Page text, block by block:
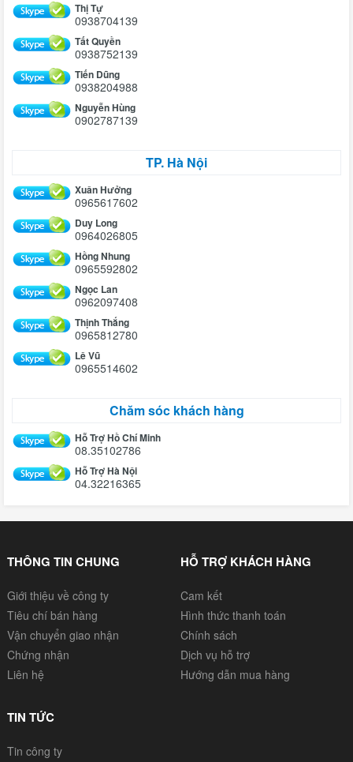
Thị Tự
0938704139
Tất Quyền
0938752139
Tiến Dũng
0938204988
Nguyễn Hùng
0902787139
TP. Hà Nội
Xuân Hưởng
0965617602
Duy Long
0964026805
Hồng Nhung
0965592802
Ngọc Lan
0962097408
Thịnh Thắng
0965812780
Lê Vũ
0965514602
Chăm sóc khách hàng
Hỗ Trợ Hồ Chí Minh
08.35102786
Hỗ Trợ Hà Nội
04.32216365
THÔNG TIN CHUNG
Giới thiệu về công ty
Tiêu chí bán hàng
Vận chuyển giao nhận
Chứng nhận
Liên hệ
HỖ TRỢ KHÁCH HÀNG
Cam kết
Hình thức thanh toán
Chính sách
Dịch vụ hỗ trợ
Hướng dẫn mua hàng
TIN TỨC
Tin công ty